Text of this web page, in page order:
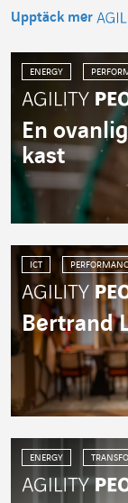
Upptäck mer
ENERGY
En
kast
ICT
Bertrand
ENERGY